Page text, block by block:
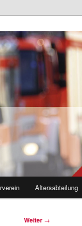
Altersabteilung
Weiter →